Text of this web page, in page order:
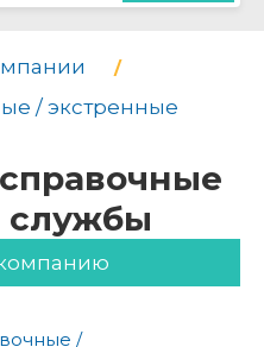
/ экстренные
службы
/